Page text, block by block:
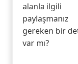
alanla ilgili
paylaşmanız
gereken bir
var mı?